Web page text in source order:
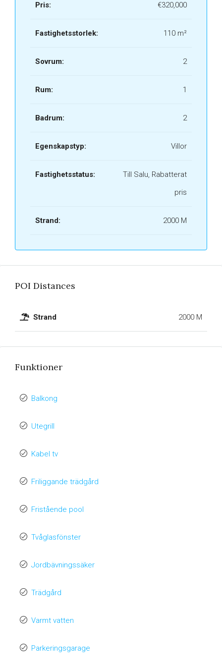
Pris: €320,000
Fastighetsstorlek: 110 m²
Sovrum: 2
Rum: 1
Badrum: 2
Egenskapstyp: Villor
Fastighetsstatus:
Till Salu, Rabatterat
pris
Strand: 2000 M
POI Distances
Strand 2000 M
Funktioner
Balkong
Utegrill
Kabel tv
Friliggande trädgård
Fristående pool
Tvåglasfönster
Jordbävningssäker
Trädgård
Varmt vatten
Parkeringsgarage